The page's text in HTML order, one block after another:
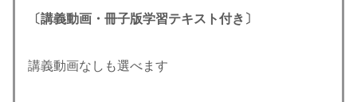
〔講義動画・冊子版学習テキスト付き〕
講義動画なしも選べます